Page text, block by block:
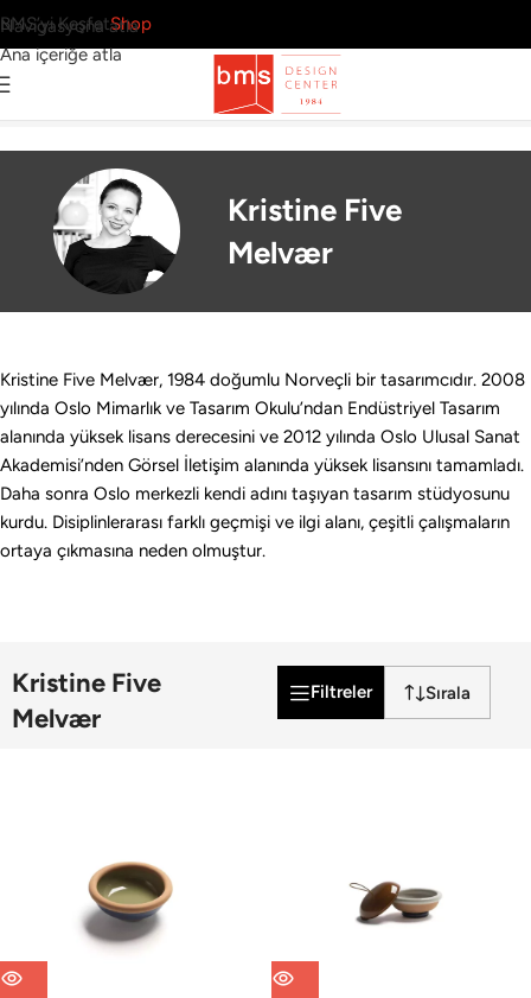
Navigasyona atla
Ana içeriğe atla
BMS’yi KeşfetShop
Kristine Five Melvær
Kristine Five
Melvær
Kristine Five Melvær, 1984 doğumlu Norveçli bir tasarımcıdır. 2008
yılında Oslo Mimarlık ve Tasarım Okulu’ndan Endüstriyel Tasarım
alanında yüksek lisans derecesini ve 2012 yılında Oslo Ulusal Sanat
Akademisi’nden Görsel İletişim alanında yüksek lisansını tamamladı.
Daha sonra Oslo merkezli kendi adını taşıyan tasarım stüdyosunu
kurdu. Disiplinlerarası farklı geçmişi ve ilgi alanı, çeşitli çalışmaların
ortaya çıkmasına neden olmuştur.
Kristine Five
Melvær
Filtreler